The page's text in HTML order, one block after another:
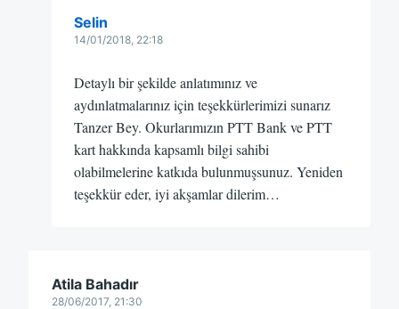
Selin
14/01/2018, 22:18
Detaylı bir şekilde anlatımınız ve
aydınlatmalarınız için teşekkürlerimizi sunarız
Tanzer Bey. Okurlarımızın PTT Bank ve PTT
kart hakkında kapsamlı bilgi sahibi
olabilmelerine katkıda bulunmuşsunuz. Yeniden
teşekkür eder, iyi akşamlar dilerim…
Atila Bahadır
28/06/2017, 21:30